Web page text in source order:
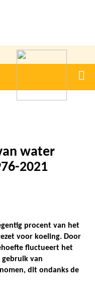
water
2021
procent van het
voor koeling. Door
fluctueert het
van
dit ondanks de